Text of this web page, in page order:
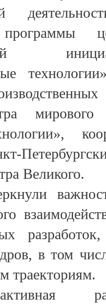
Великого.
в том
траекториям.